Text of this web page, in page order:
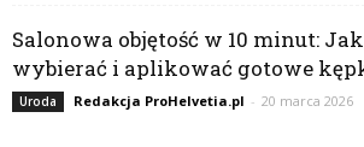
Salonowa objętość w 10 minut:
wybierać i aplikować gotowe
Uroda Redakcja ProHelvetia.pl - 20 marca 2026